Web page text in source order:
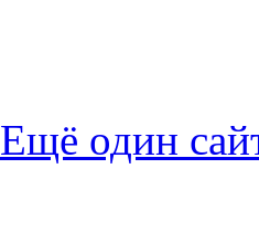
Ещё один